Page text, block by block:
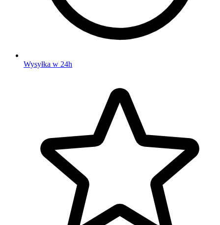
Wysyłka w 24h